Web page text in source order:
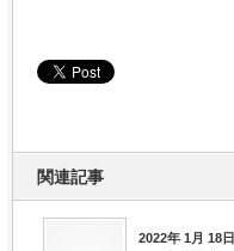
関連記事
2022年 1月 18日